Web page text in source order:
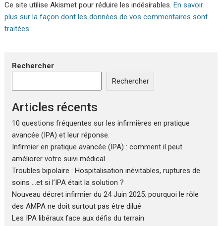
Ce site utilise Akismet pour réduire les indésirables.En savoir
plus sur la façon dont les données de vos commentaires sont
traitées.
Rechercher
Rechercher
Articles récents
10 questions fréquentes sur les infirmières en pratique
avancée (IPA) et leur réponse.
Infirmier en pratique avancée (IPA) : comment il peut
améliorer votre suivi médical
Troubles bipolaire : Hospitalisation inévitables, ruptures de
soins …et si l’IPA était la solution ?
Nouveau décret infirmier du 24 Juin 2025: pourquoi le rôle
des AMPA ne doit surtout pas être dilué
Les IPA libéraux face aux défis du terrain